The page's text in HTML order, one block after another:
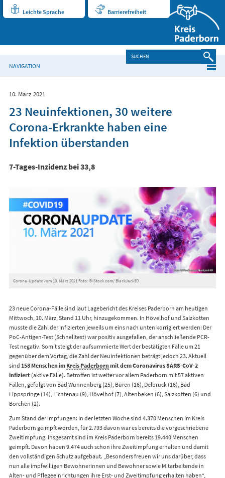
Leichte Sprache Barrierefreiheit
NAVIGATION
10. März 2021
23 Neuinfektionen, 30 weitere
Corona-Erkrankte haben eine
Infektion überstanden
7-Tages-Inzidenz bei 33,8
Corona-Update vom 10. März 2021 Foto: ©iStock.com/ BlackJack3D
23 neue Corona-Fälle sind laut Lagebericht des Kreises Paderborn am heutigen
Mittwoch, 10. März, Stand 11 Uhr, hinzugekommen. In Hövelhof und Salzkotten
musste die Zahl der Infizierten jeweils um eins nach unten korrigiert werden: Der
PoC-Antigen-Test (Schnelltest) war positiv ausgefallen, der anschließende PCR-
Test negativ. Somit steigt der aufsummierte Wert der bestätigten Fälle um 21
gegenüber dem Vortag, die Zahl der Neuinfektionen beträgt jedoch 23. Aktuell
sind 158 Menschen im Kreis Paderbornmit dem Coronavirus SARS-CoV-2
infiziert (aktive Fälle). Betroffen ist weiter vor allem Paderborn mit 57 aktiven
Fällen, gefolgt von Bad Wünnenberg (25), Büren (16), Delbrück (16), Bad
Lippspringe (14), Lichtenau (9), Hövelhof (7), Altenbeken (6), Salzkotten (6) und
Borchen (2).
Zum Stand der Impfungen: In der letzten Woche sind 4.370 Menschen im Kreis
Paderborn geimpft worden, für 2.793 davon war es bereits die vorgeschriebene
Zweitimpfung. Insgesamt sind im Kreis Paderborn bereits 19.440 Menschen
geimpft. Davon haben 9.474 auch schon ihre Zweitimpfung erhalten und damit
den vollständigen Schutz aufgebaut. „Besonders freuen wir uns darüber, dass
nun alle impfwilligen Bewohnerinnen und Bewohner sowie Mitarbeitende in
Alten- und Pflegeeinrichtungen ihre Erst- und Zweitimpfung erhalten haben“,